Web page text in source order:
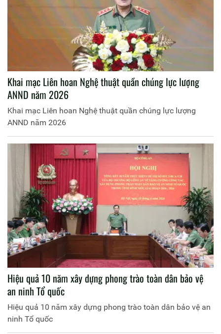
Khai mạc Liên hoan Nghệ thuật quần chúng lực lượng
ANND năm 2026
Khai mạc Liên hoan Nghệ thuật quần chúng lực lượng
ANND năm 2026
Hiệu quả 10 năm xây dựng phong trào toàn dân bảo vệ
an ninh Tổ quốc
Hiệu quả 10 năm xây dựng phong trào toàn dân bảo vệ an
ninh Tổ quốc